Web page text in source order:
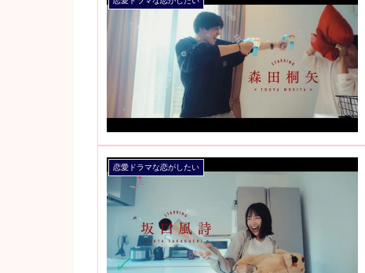
恋愛ドラマな恋がしたい